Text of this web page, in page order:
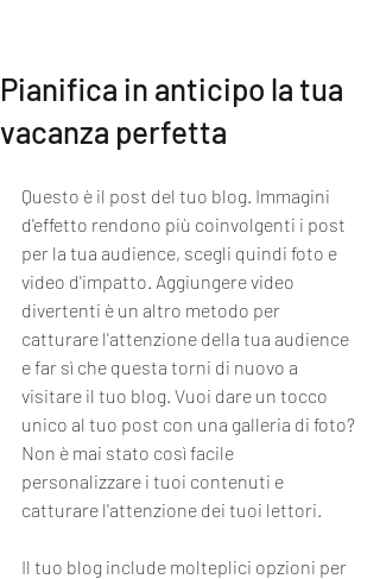
Pianifica in anticipo la tua
vacanza perfetta
Questo è il post del tuo blog. Immagini
d'effetto rendono più coinvolgenti i post
per la tua audience, scegli quindi foto e
video d'impatto. Aggiungere video
divertenti è un altro metodo per
catturare l'attenzione della tua audience
e far sì che questa torni di nuovo a
visitare il tuo blog. Vuoi dare un tocco
unico al tuo post con una galleria di foto?
Non è mai stato così facile
personalizzare i tuoi contenuti e
catturare l'attenzione dei tuoi lettori.
Il tuo blog include molteplici opzioni per